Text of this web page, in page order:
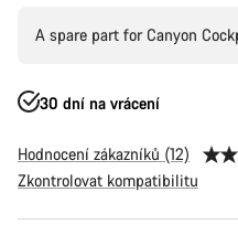
A spare part for Canyon
30 dní na vrácení
Hodnocení zákazníků (12)
Zkontrolovat kompatibilitu